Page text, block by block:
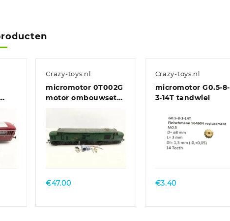
Crazy-toys.nl
micromotor 0T002G
motor ombouwset
Class 77-EM2
€47.00
Crazy-toys.nl
micromotor G0.5-8-
3-14T tandwiel
€3.40